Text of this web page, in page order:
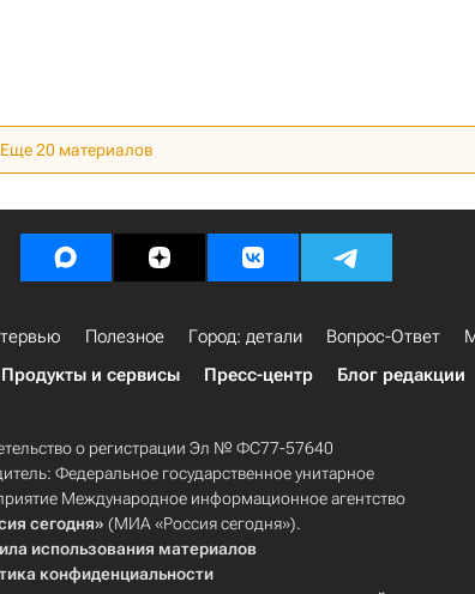
Еще20 материалов
Полезное Город: детали Вопрос-Ответ
Продукты и сервисы Пресс-центр Блог редакции
о регистрации Эл № ФС77-57640
Федеральное государственное унитарное
Международное информационное агентство
сегодня» (МИА «Россия сегодня»).
использования материалов
конфиденциальности